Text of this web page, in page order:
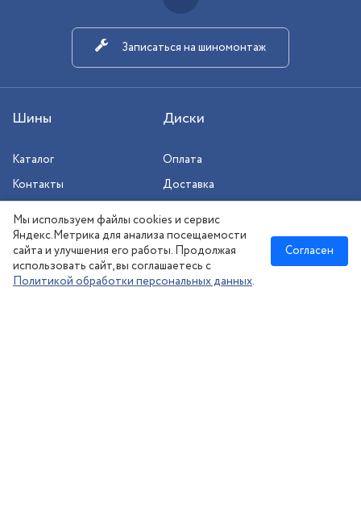
Шины Диски
Каталог
Контакты
Оплата
Доставка
Сезонное хранение
Записаться на шиномонтаж
Новосибирск:
Мы используем файлы cookies и сервис
Яндекс.Метрика для анализа посещаемости
сайта и улучшения его работы. Продолжая
использовать сайт, вы соглашаетесь с
Политикой обработки персональных данных.
Согласен